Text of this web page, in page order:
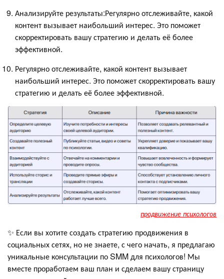
Анализируйте результаты:Регулярно отслеживайте, какой
контент вызывает наибольший интерес. Это поможет
скорректировать вашу стратегию и делать её более
эффективной.
Регулярно отслеживайте, какой контент вызывает
наибольший интерес. Это поможет скорректировать вашу
стратегию и делать её более эффективной.
продвижение психологов
✨ Если вы хотите создать стратегию продвижения в
социальных сетях, но не знаете, с чего начать, я предлагаю
уникальные консультации по SMM для психологов! Мы
вместе проработаем ваш план и сделаем вашу страницу